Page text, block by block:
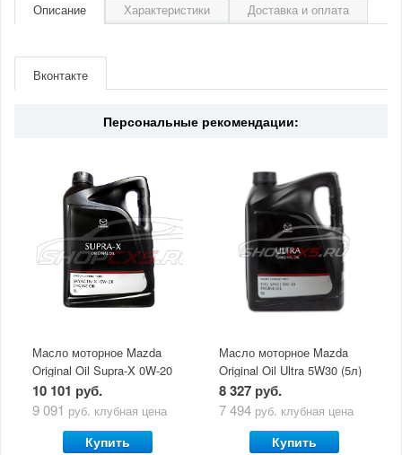
Описание Характеристики Доставка и оплата
Материал Сталь
Вконтакте
Персональные рекомендации:
Масло моторное Mazda
Original Oil Supra-X 0W-20
(5 л)
10 101 руб.
9 091 руб. клубная цена
Купить
Масло моторное Mazda
Original Oil Ultra 5W30 (5л)
8 327 руб.
7 494 руб. клубная цена
Купить